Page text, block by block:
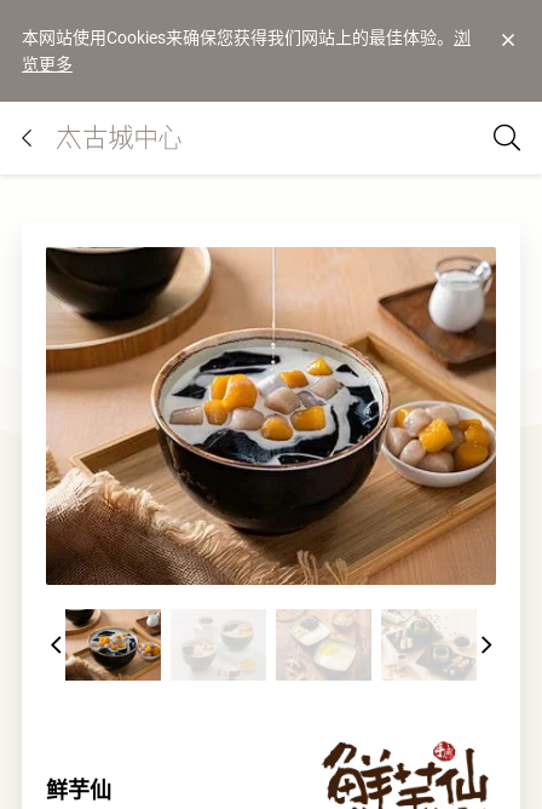
本网站使用Cookies来确保您获得我们网站上的最佳体验。 浏
览更多
鲜芋仙